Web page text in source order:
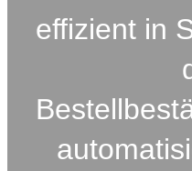
effizient in